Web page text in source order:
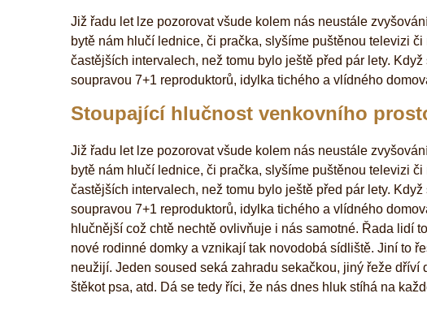
Již řadu let lze pozorovat všude kolem nás neustále
bytě nám hlučí lednice, či pračka, slyšíme puštěnou televizi
častějších intervalech, než tomu bylo ještě před pár lety.
soupravou 7+1 reproduktorů, idylka tichého a vlídného
Stoupající hlučnost venkovního
Již řadu let lze pozorovat všude kolem nás neustále
bytě nám hlučí lednice, či pračka, slyšíme puštěnou televizi
častějších intervalech, než tomu bylo ještě před pár lety.
soupravou 7+1 reproduktorů, idylka tichého a vlídného
hlučnější což chtě nechtě ovlivňuje i nás samotné. Řada lidí
nové rodinné domky a vznikají tak novodobá sídliště. Jiní to
neužijí. Jeden soused seká zahradu sekačkou, jiný řeže
štěkot psa, atd. Dá se tedy říci, že nás dnes hluk stíhá na